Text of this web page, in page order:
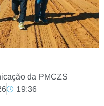
da PMCZS
19:36